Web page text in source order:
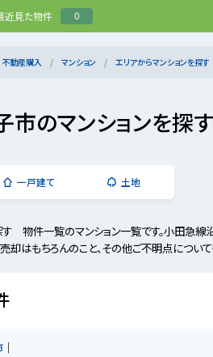
近見た物件 0
不動産購入 マンション エリアからマンションを探す
市のマンションを
一戸建て 土地
物件一覧のマンション一覧です。小田急
売却はもちろんのこと、その他ご不明点につい